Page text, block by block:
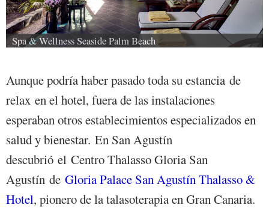
Spa & Wellness Seaside Palm Beach
Aunque podría haber pasado toda su estancia de
relax en el hotel, fuera de las instalaciones
esperaban otros establecimientos especializados en
salud y bienestar. En San Agustín
descubrió el Centro Thalasso Gloria San
Agustín de Gloria Palace San Agustín Thalasso &
Hotel, pionero de la talasoterapia en Gran Canaria.